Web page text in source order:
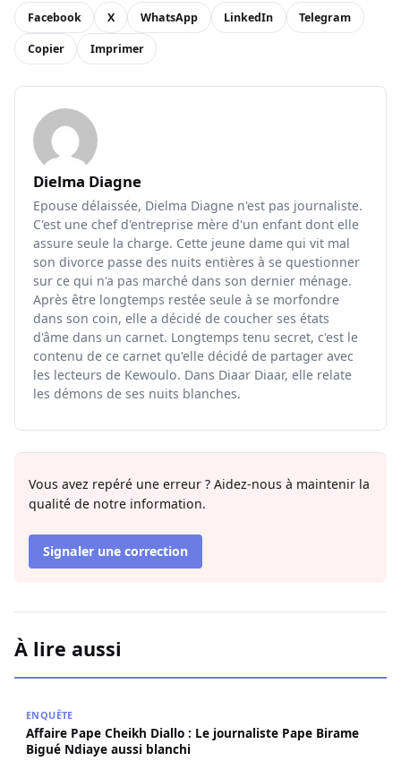
Facebook X WhatsApp LinkedIn Telegram
Copier Imprimer
Dielma Diagne
Epouse délaissée, Dielma Diagne n'est pas journaliste.
C'est une chef d'entreprise mère d'un enfant dont elle
assure seule la charge. Cette jeune dame qui vit mal
son divorce passe des nuits entières à se questionner
sur ce qui n'a pas marché dans son dernier ménage.
Après être longtemps restée seule à se morfondre
dans son coin, elle a décidé de coucher ses états
d'âme dans un carnet. Longtemps tenu secret, c'est le
contenu de ce carnet qu'elle décidé de partager avec
les lecteurs de Kewoulo. Dans Diaar Diaar, elle relate
les démons de ses nuits blanches.
Vous avez repéré une erreur ? Aidez-nous à maintenir la
qualité de notre information.
Signaler une correction
À lire aussi
ENQUÊTE
Affaire Pape Cheikh Diallo : Le journaliste Pape Birame
Bigué Ndiaye aussi blanchi